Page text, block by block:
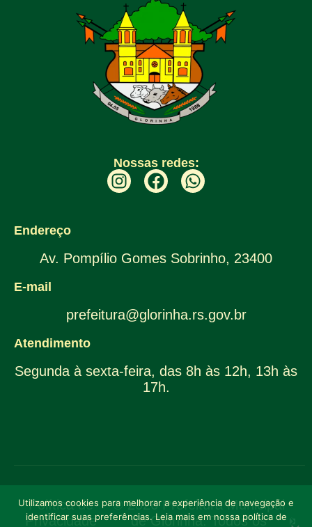
Nossas redes:
Endereço
Av. Pompílio Gomes Sobrinho, 23400
E-mail
prefeitura@glorinha.rs.gov.br
Atendimento
Segunda à sexta-feira, das 8h às 12h, 13h às
17h.
Política de
Privacidade
© 2026 Prefeitura Municipal
de Glorinha. Todos os
Utilizamos cookies para melhorar a experiência de navegação e
identificar suas preferências. Leia mais em nossa política de